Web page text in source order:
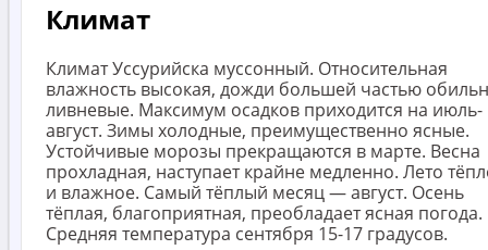
Климат
Климат Уссурийска муссонный. Относительная
влажность высокая, дожди большей частью
ливневые. Максимум осадков приходится на июль-
август. Зимы холодные, преимущественно ясные.
Устойчивые морозы прекращаются в марте. Весна
прохладная, наступает крайне медленно. Лето
и влажное. Самый тёплый месяц — август. Осень
тёплая, благоприятная, преобладает ясная погода.
Средняя температура сентября 15-17 градусов.